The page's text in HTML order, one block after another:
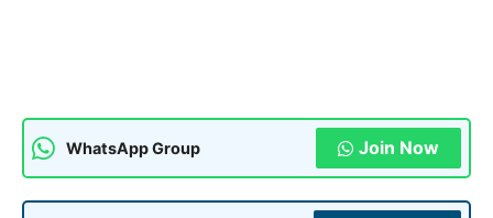
WhatsApp Group Join Now